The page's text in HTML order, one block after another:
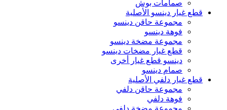
صمامات بوش
قطع غيار دينسو الأصلية
مجموعة حاقن دينسو
فوهة دينسو
مجموعة مضخة دينسو
قطع غيار مضخات دينسو
دينسو قطع غيار أخرى
صمام دينسو
قطع غيار دلفي الأصلية
مجموعة حاقن دلفي
فوهة دلفي
مجموعة مضخة دلفي